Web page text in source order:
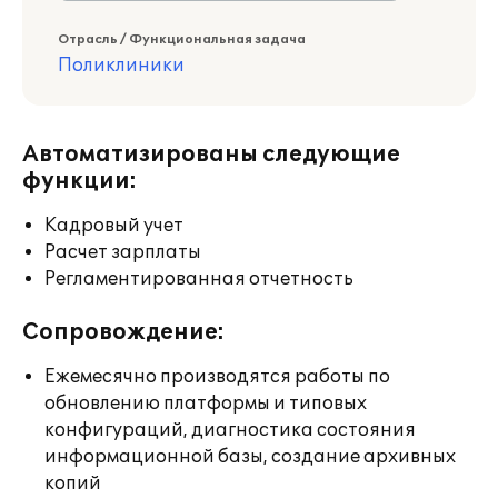
Отрасль / Функциональная задача
Поликлиники
Автоматизированы следующие
функции:
Кадровый учет
Расчет зарплаты
Регламентированная отчетность
Сопровождение:
Ежемесячно производятся работы по
обновлению платформы и типовых
конфигураций, диагностика состояния
информационной базы, создание архивных
копий